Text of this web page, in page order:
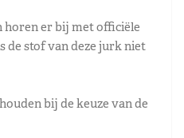
horen er bij met officiële
de stof van deze jurk niet
bij de keuze van de